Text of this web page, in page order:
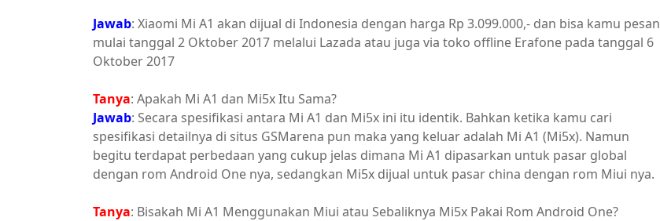
Jawab: Xiaomi Mi A1 akan dijual di Indonesia dengan harga Rp 3.099.000,- dan bisa kamu pesan
mulai tanggal 2 Oktober 2017 melalui Lazada atau juga via toko offline Erafone pada tanggal 6
Oktober 2017
Tanya: Apakah Mi A1 dan Mi5x Itu Sama?
Jawab: Secara spesifikasi antara Mi A1 dan Mi5x ini itu identik. Bahkan ketika kamu cari
spesifikasi detailnya di situs GSMarena pun maka yang keluar adalah Mi A1 (Mi5x). Namun
begitu terdapat perbedaan yang cukup jelas dimana Mi A1 dipasarkan untuk pasar global
dengan rom Android One nya, sedangkan Mi5x dijual untuk pasar china dengan rom Miui nya.
Tanya: Bisakah Mi A1 Menggunakan Miui atau Sebaliknya Mi5x Pakai Rom Android One?